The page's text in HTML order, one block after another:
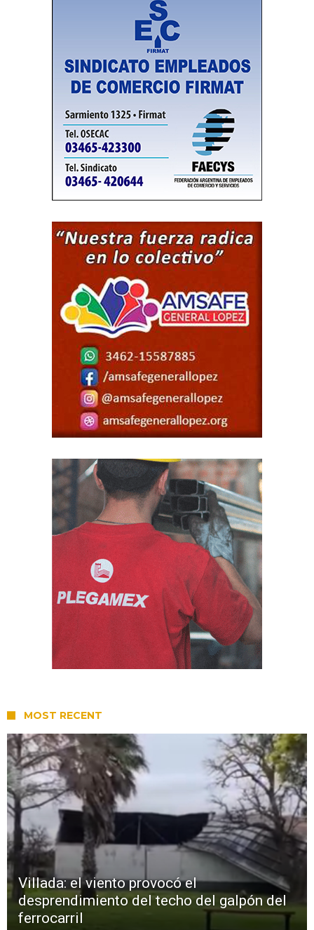
MOST RECENT
Villada: el viento provocó el
desprendimiento del techo del galpón del
ferrocarril